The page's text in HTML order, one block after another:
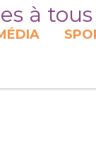
à tous